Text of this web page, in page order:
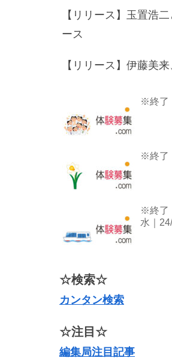
【リリース】玉置浩
ース
【リリース】伊藤美
※終了
※終了
※終了
水｜
☆検索☆
カンタン検索
☆注目☆
編集局注目記事